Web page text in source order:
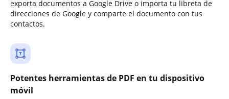
exporta documentos a Google Drive o importa tu libreta de
direcciones de Google y comparte el documento con tus
contactos.
Potentes herramientas de PDF en tu dispositivo
móvil